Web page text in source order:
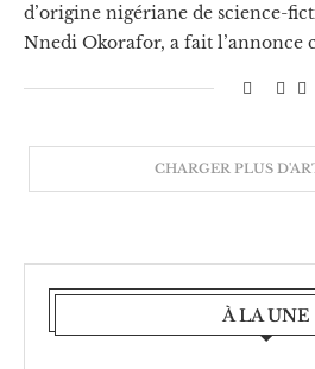
d’origine nigériane de science-
Nnedi Okorafor, a fait l’annonce
CHARGER PLUS
À LA UNE